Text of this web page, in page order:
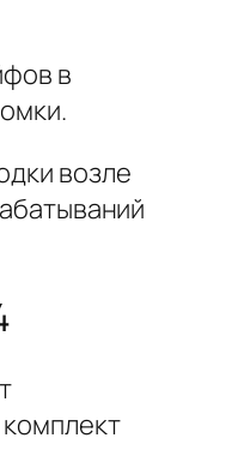
в
возле